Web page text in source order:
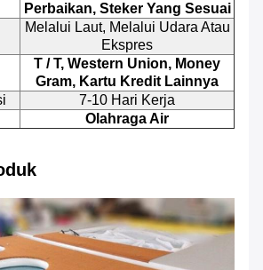
Perbaikan, Steker Yang Sesuai
Melalui Laut, Melalui Udara Atau
Ekspres
T / T, Western Union, Money
Gram, Kartu Kredit Lainnya
7-10 Hari Kerja
Olahraga Air